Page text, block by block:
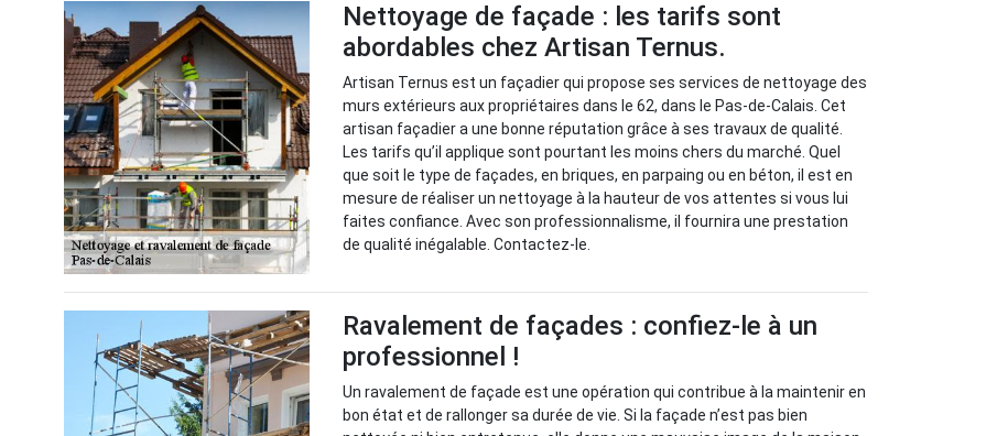
Nettoyage de façade : les tarifs sont
abordables chez Artisan Ternus.
Artisan Ternus est un façadier qui propose ses services de nettoyage des
murs extérieurs aux propriétaires dans le 62, dans le Pas-de-Calais. Cet
artisan façadier a une bonne réputation grâce à ses travaux de qualité.
Les tarifs qu’il applique sont pourtant les moins chers du marché. Quel
que soit le type de façades, en briques, en parpaing ou en béton, il est en
mesure de réaliser un nettoyage à la hauteur de vos attentes si vous lui
faites confiance. Avec son professionnalisme, il fournira une prestation
de qualité inégalable. Contactez-le.
Ravalement de façades : confiez-le à un
professionnel !
Un ravalement de façade est une opération qui contribue à la maintenir en
bon état et de rallonger sa durée de vie. Si la façade n’est pas bien